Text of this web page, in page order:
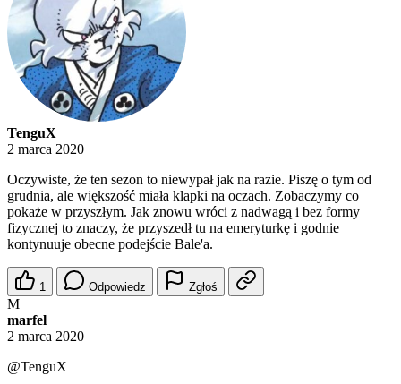
TenguX
2 marca 2020
Oczywiste, że ten sezon to niewypał jak na razie. Piszę o tym od
grudnia, ale większość miała klapki na oczach. Zobaczymy co
pokaże w przyszłym. Jak znowu wróci z nadwagą i bez formy
fizycznej to znaczy, że przyszedł tu na emeryturkę i godnie
kontynuuje obecne podejście Bale'a.
1 Odpowiedz Zgłoś
M
marfel
2 marca 2020
@TenguX